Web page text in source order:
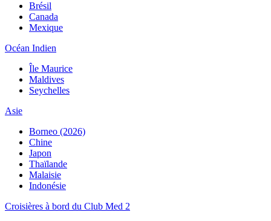
Brésil
Canada
Mexique
Océan Indien
Île Maurice
Maldives
Seychelles
Asie
Borneo (2026)
Chine
Japon
Thaïlande
Malaisie
Indonésie
Croisières à bord du Club Med 2